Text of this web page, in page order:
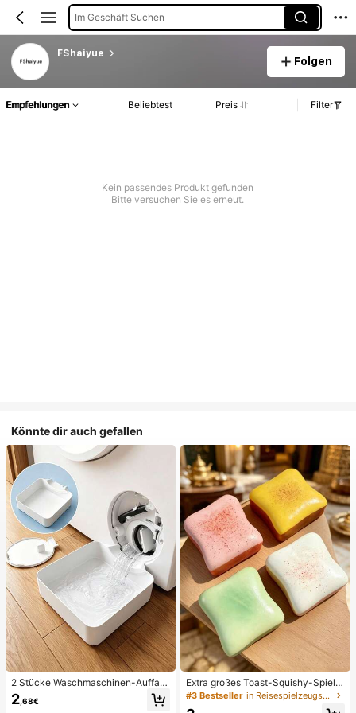
Im Geschäft Suchen
FShaiyue
Folgen
Empfehlungen Beliebtest Preis Filter
Kein passendes Produkt gefunden
Bitte versuchen Sie es erneut.
Könnte dir auch gefallen
2 Stücke Waschmaschinen-Auffan
gwanne Tropfschale, wasserdichte
Bodenschutzmatte für Waschraum,
2 ,68€
Extra großes Toast-Squishy-Spielz
eug, superweiches Buttertoast-Stre
ssabbau-Drückspielzeug, erhältlich
#3 Bestseller in Reisespielzeugset Quetschspielzeug für Teenager